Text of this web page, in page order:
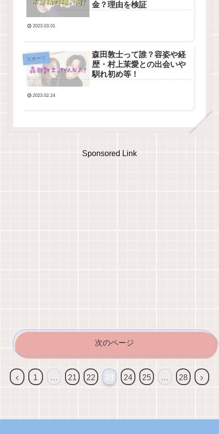
金？理由を検証
2023.03.01
スポーツ
森田敦士って誰？容姿や経
歴・村上茉愛との出会いや
馴れ初め等！
2023.02.24
Sponsored Link
次のページ
1 … 21 22 23 24 25 … 28